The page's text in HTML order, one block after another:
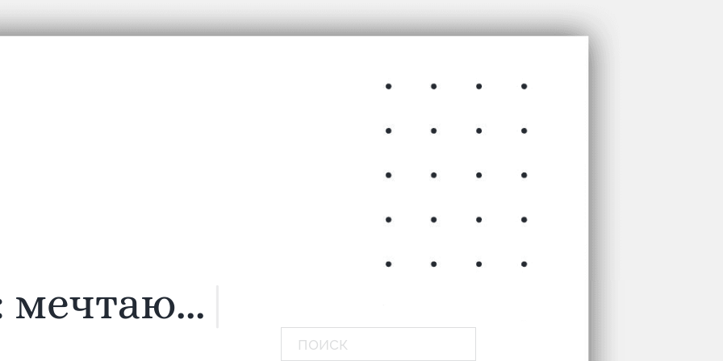
мечтаю...
Поиск